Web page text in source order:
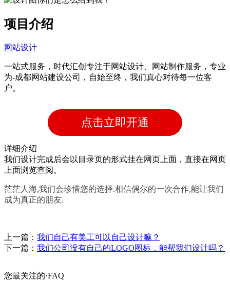
自主研发系统,易维护
项目介绍
网站设计
一站式服务，时代汇创专注于网站设计、网站制作服务，专业
为-成都网站建设公司，自始至终，我们真心对待每一位客
户。
点击立即开通
详细介绍
我们设计完成后会以目录页的形式挂在网页上面，直接在网页
上面浏览查阅。
茫茫人海,我们会珍惜您的选择.相信偶尔的一次合作,能让我们
成为真正的朋友.
上一篇： 我们自己有美工可以自己设计嘛？
下一篇： 我们公司没有自己的LOGO图标，能帮我们设计吗？
您最关注的·FAQ